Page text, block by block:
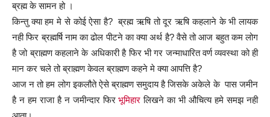
ब्रह्म के सामन हो ।
किन्तु क्या हम मे से कोई ऐसा है? ब्रह्म ऋषि तो दूर ऋषि कहलाने के भी लायक
नही फिर ब्रह्मर्षि नाम का ढोल पीटने का क्या अर्थ है? वैसे तो आज बहुत कम लोग
है जो ब्राह्मण कहलाने के अधिकारी है फिर भी गर जन्माधारित वर्ण व्यवस्था को ही
मान कर चले तो ब्राह्मण केवल ब्राह्मण कहने मे क्या आपत्ति है?
आज न तो हम लोग इकलौते ऐसे ब्राह्मण समुदाय है जिसके अकेले के पास जमीन
है न हम राजा है न जमीन्दार फिरभूमिहार लिखने का भी औचित्य हमे समझ नही